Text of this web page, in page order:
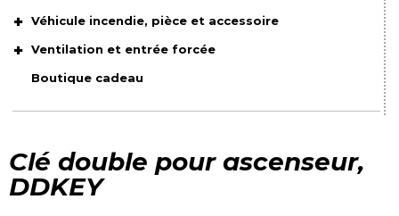
Véhicule incendie, pièce et accessoire
Ventilation et entrée forcée
Boutique cadeau
Clé double pour ascenseur,
DDKEY